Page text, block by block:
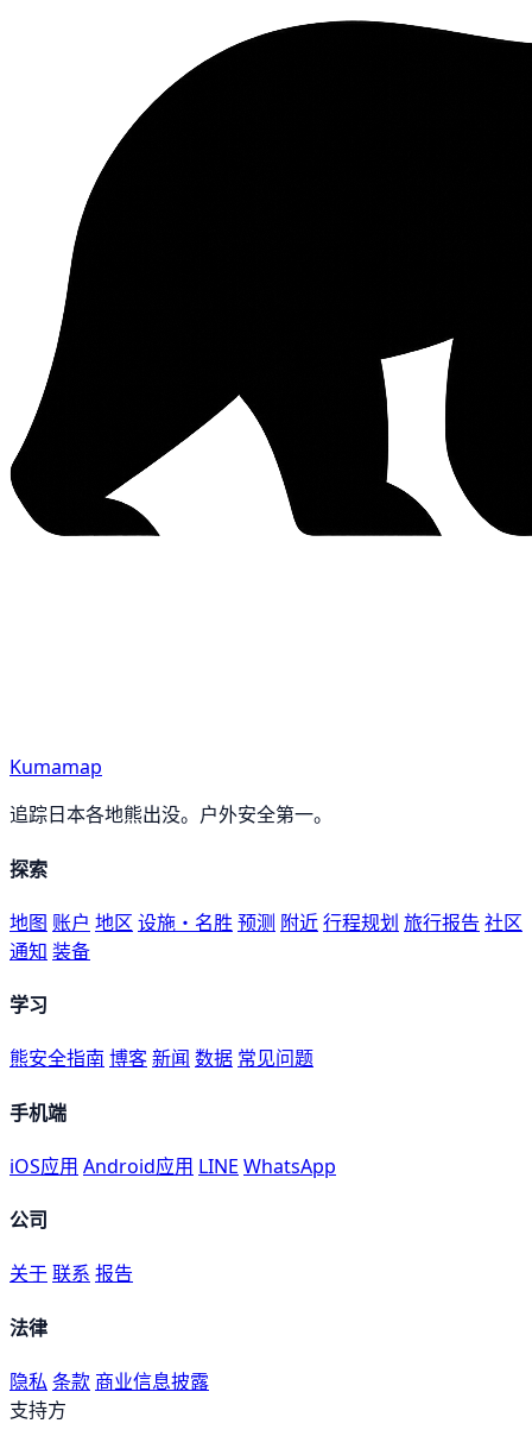
Kumamap
追踪日本各地熊出没。户外安全第一。
探索
地图 账户 地区 设施・名胜 预测 附近行程规划 旅行报告 社区
通知 装备
学习
熊安全指南 博客新闻 数据 常见问题
手机端
iOS应用 Android应用 LINE WhatsApp
公司
关于联系 报告
法律
隐私 条款 商业信息披露
支持方